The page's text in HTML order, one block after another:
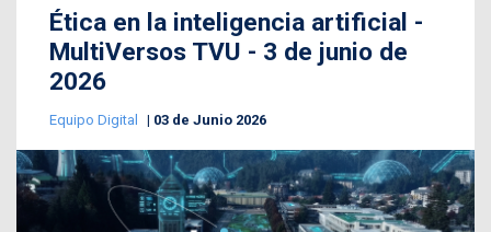
Ética en la inteligencia artificial -
MultiVersos TVU - 3 de junio de
2026
Equipo Digital 03 de Junio 2026